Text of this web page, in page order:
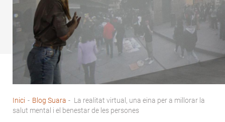
Fil
Inici - Blog Suara - La realitat virtual, una eina per a millorar la
salut mental i el benestar de les persones